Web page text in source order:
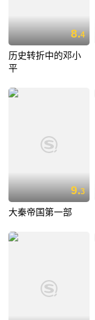
8.4
历史转折中的邓小
平
9.3
大秦帝国第一部